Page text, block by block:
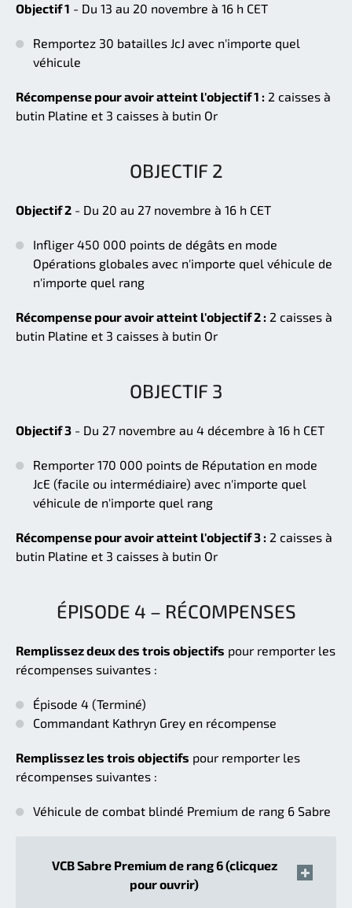
Objectif 1 - Du 13 au 20 novembre à 16 h CET
Remportez 30 batailles JcJ avec n'importe quel
véhicule
Récompense pour avoir atteint l'objectif 1 : 2 caisses à
butin Platine et 3 caisses à butin Or
OBJECTIF 2
Objectif 2 - Du 20 au 27 novembre à 16 h CET
Infliger 450 000 points de dégâts en mode
Opérations globales avec n'importe quel véhicule de
n'importe quel rang
Récompense pour avoir atteint l'objectif 2 : 2 caisses à
butin Platine et 3 caisses à butin Or
OBJECTIF 3
Objectif 3 - Du 27 novembre au 4 décembre à 16 h CET
Remporter 170 000 points de Réputation en mode
JcE (facile ou intermédiaire) avec n'importe quel
véhicule de n'importe quel rang
Récompense pour avoir atteint l'objectif 3 : 2 caisses à
butin Platine et 3 caisses à butin Or
ÉPISODE 4 – RÉCOMPENSES
Remplissez deux des trois objectifs pour remporter les
récompenses suivantes :
Épisode 4 (Terminé)
Commandant Kathryn Grey en récompense
Remplissez les trois objectifs pour remporter les
récompenses suivantes :
Véhicule de combat blindé Premium de rang 6 Sabre
VCB Sabre Premium de rang 6 (clicquez
pour ouvrir)